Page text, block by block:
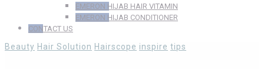
EMERON HIJAB HAIR VITAMIN
EMERON HIJAB CONDITIONER
CONTACT US
Beauty Hair Solution Hairscope inspire tips